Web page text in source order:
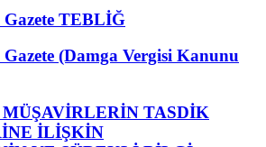
Gazete TEBLİĞ
Gazete (Damga Vergisi Kanunu
TASDİK
İLİŞKİN